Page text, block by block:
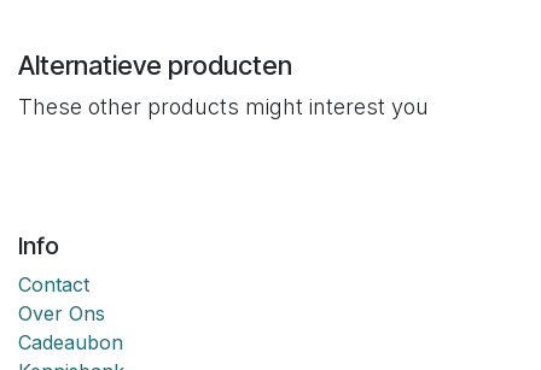
Alternatieve producten
These other products might interest you
Info
Contact
Over Ons
Cadeaubon